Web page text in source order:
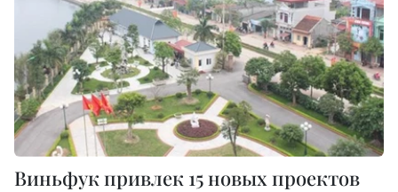
Виньфук привлек 15 новых проектов